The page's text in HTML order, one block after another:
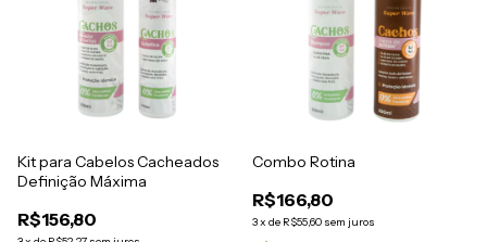
Kit para Cabelos Cacheados
Definição Máxima
R$156,80
Combo Rotina
R$166,80
3x de R$55,60 sem juros